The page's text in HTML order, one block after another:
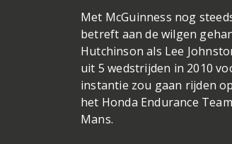
Met McGuinness nog
betreft aan de wilgen
Hutchinson als Lee
uit 5 wedstrijden in 2010
instantie zou gaan rijden
het Honda Endurance
Mans.